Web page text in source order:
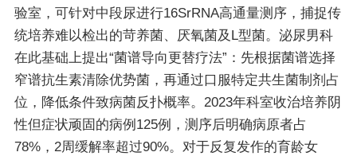
验室，可针对中段尿进行16SrRNA高通量测序，捕捉传
统培养难以检出的苛养菌、厌氧菌及L型菌。泌尿男科
在此基础上提出“菌谱导向更替疗法”：先根据菌谱选择
窄谱抗生素清除优势菌，再通过口服特定共生菌制剂占
位，降低条件致病菌反扑概率。2023年科室收治培养阴
性但症状顽固的病例125例，测序后明确病原者占
78%，2周缓解率超过90%。对于反复发作的育龄女